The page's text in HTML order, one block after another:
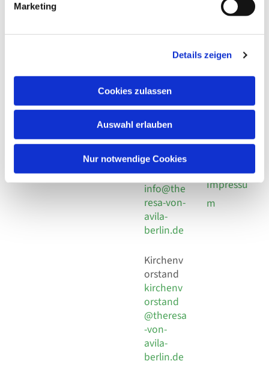
Marketing
Details zeigen
Cookies zulassen
Auswahl erlauben
Nur notwendige Cookies
Adresse
Kirchengemeinde Pfarrei
Hl. Theresa von Avila Berlin
Nordost
Leitender Pfarrer - Norbert
Pomplun
13086 Berlin
Kont
Telefon
+49 30
924 64 28
30 924 54
18
E-Mail
info@the
resa-von-
avila-
berlin.de
Kirchenv
orstand
kirchenv
orstand
@theresa
-von-
avila-
berlin.de
Links
Datensch
Datensch
Social
Impressu
m